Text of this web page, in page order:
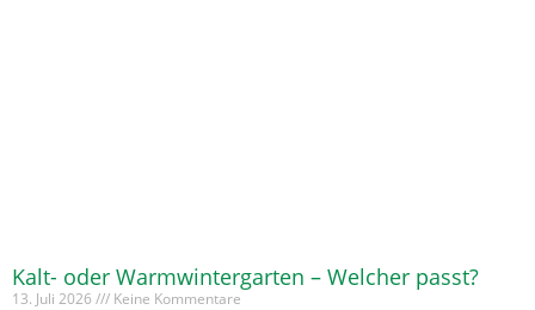
Kalt- oder Warmwintergarten – Welcher passt?
13. Juli 2026 Keine Kommentare